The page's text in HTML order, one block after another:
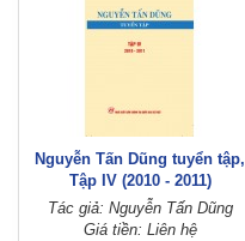
Nguyễn Tấn Dũng tuyển tập,
Tập IV (2010 - 2011)
Tác giả: Nguyễn Tấn Dũng
Giá tiền: Liên hệ